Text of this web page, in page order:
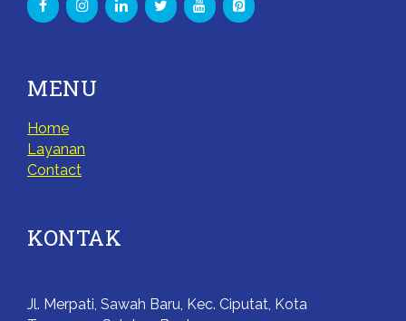
MENU
Home
Layanan
Contact
KONTAK
Jl. Merpati, Sawah Baru, Kec. Ciputat, Kota